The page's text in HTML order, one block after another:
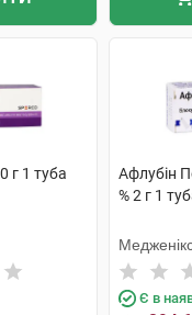
г 1 туба
Афлубін
% 2 г 1
Є в